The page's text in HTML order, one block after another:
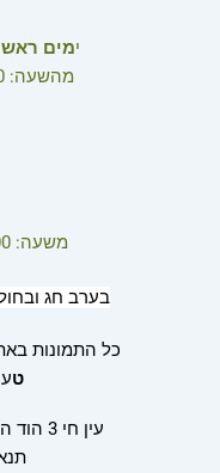
ימים
מהשעה: 09:00 עד השעה: 16:00
משעה: 09:00 עד השעה: 13:00
בערב חג
כל התמונות
ט
עין חי 3 הוד השרון • טלפון: 053-8286960